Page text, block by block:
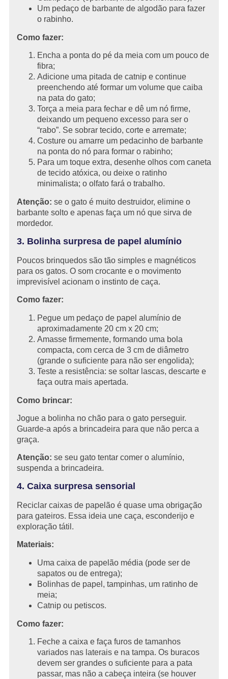
Um pedaço de barbante de algodão para fazer
o rabinho.
Como fazer:
Encha a ponta do pé da meia com um pouco de
fibra;
Adicione uma pitada de catnip e continue
preenchendo até formar um volume que caiba
na pata do gato;
Torça a meia para fechar e dê um nó firme,
deixando um pequeno excesso para ser o
“rabo”. Se sobrar tecido, corte e arremate;
Costure ou amarre um pedacinho de barbante
na ponta do nó para formar o rabinho;
Para um toque extra, desenhe olhos com caneta
de tecido atóxica, ou deixe o ratinho
minimalista; o olfato fará o trabalho.
Atenção: se o gato é muito destruidor, elimine o
barbante solto e apenas faça um nó que sirva de
mordedor.
3. Bolinha surpresa de papel alumínio
Poucos brinquedos são tão simples e magnéticos
para os gatos. O som crocante e o movimento
imprevisível acionam o instinto de caça.
Como fazer:
Pegue um pedaço de papel alumínio de
aproximadamente 20 cm x 20 cm;
Amasse firmemente, formando uma bola
compacta, com cerca de 3 cm de diâmetro
(grande o suficiente para não ser engolida);
Teste a resistência: se soltar lascas, descarte e
faça outra mais apertada.
Como brincar:
Jogue a bolinha no chão para o gato perseguir.
Guarde-a após a brincadeira para que não perca a
graça.
Atenção: se seu gato tentar comer o alumínio,
suspenda a brincadeira.
4. Caixa surpresa sensorial
Reciclar caixas de papelão é quase uma obrigação
para gateiros. Essa ideia une caça, esconderijo e
exploração tátil.
Materiais:
Uma caixa de papelão média (pode ser de
sapatos ou de entrega);
Bolinhas de papel, tampinhas, um ratinho de
meia;
Catnip ou petiscos.
Como fazer:
Feche a caixa e faça furos de tamanhos
variados nas laterais e na tampa. Os buracos
devem ser grandes o suficiente para a pata
passar, mas não a cabeça inteira (se houver